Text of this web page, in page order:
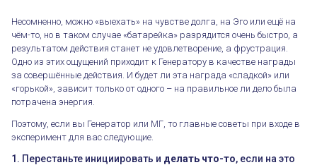
Несомненно, можно «выехать» на чувстве долга, на Эго или ещё на
чём-то, но в таком случае «батарейка» разрядится очень быстро, а
результатом действия станет не удовлетворение, а фрустрация.
Одно из этих ощущений приходит к Генератору в качестве награды
за совершённые действия. И будет ли эта награда «сладкой» или
«горькой», зависит только от одного – на правильное ли дело была
потрачена энергия.
Поэтому, если вы Генератор или МГ, то главные советы при входе в
эксперимент для вас следующие.
1. Перестаньте инициировать и делать что-то, если на это